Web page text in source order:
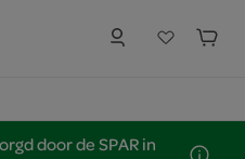
door de SPAR in